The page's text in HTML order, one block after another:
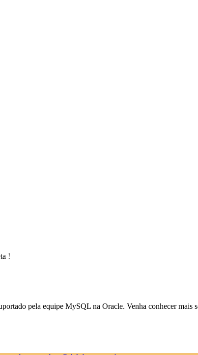
!
pela equipe MySQL na Oracle. Venha conhecer mais